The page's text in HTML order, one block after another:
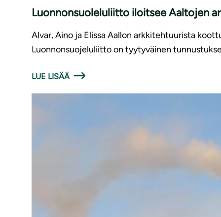
Luonnonsuoleluliitto iloitsee Aaltojen
Alvar, Aino ja Elissa Aallon arkkitehtuurista
Luonnonsuojeluliitto on tyytyväinen
LUE LISÄÄ